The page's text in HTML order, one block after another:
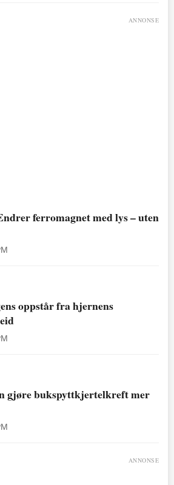
ANNONSE
ferromagnet med lys – uten
oppstår fra hjernens
gjøre bukspyttkjertelkreft mer
ANNONSE